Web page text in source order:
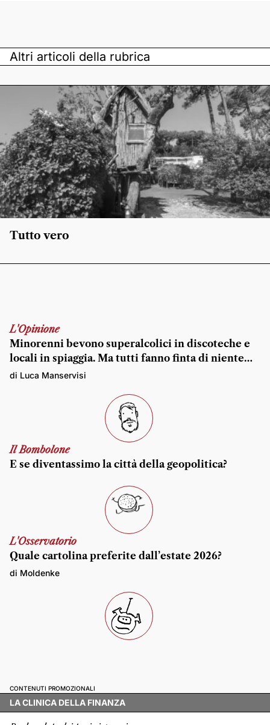
Altri articoli della rubrica
Tutto vero
L'Opinione
Minorenni bevono superalcolici in discoteche e
locali in spiaggia. Ma tutti fanno finta di niente…
di Luca Manservisi
Il Bombolone
E se diventassimo la città della geopolitica?
L'Osservatorio
Quale cartolina preferite dall’estate 2026?
di Moldenke
CONTENUTI PROMOZIONALI
LA CLINICA DELLA FINANZA